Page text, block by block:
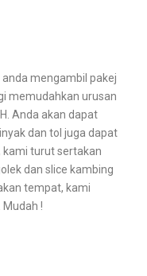
anda mengambil pakej
memudahkan urusan
Anda akan dapat
dan tol juga dapat
kami turut sertakan
dan slice kambing
tempat, kami
!